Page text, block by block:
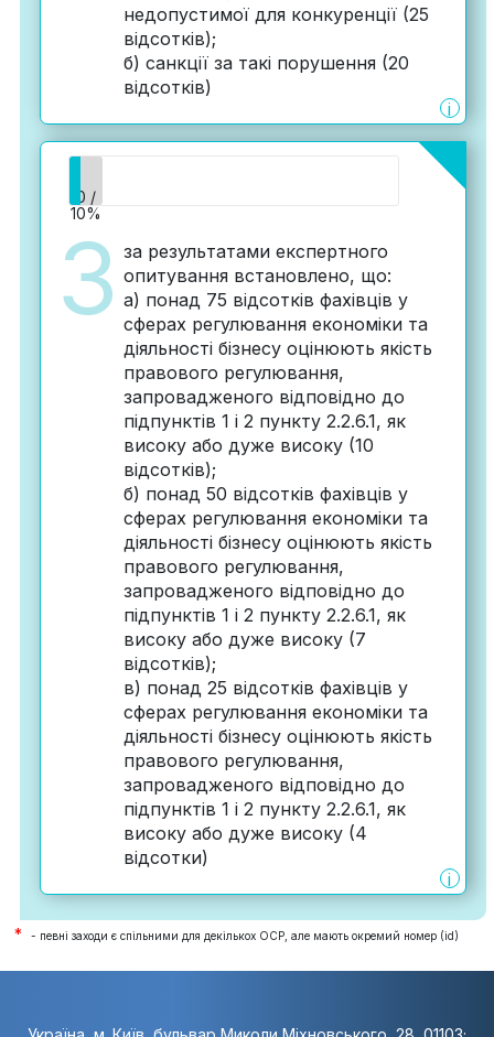
недопустимої для конкуренції (25
відсотків);
б) санкції за такі порушення (20
відсотків)
i
3
0 /
10%
за результатами експертного
опитування встановлено, що:
а) понад 75 відсотків фахівців у
сферах регулювання економіки та
діяльності бізнесу оцінюють якість
правового регулювання,
запровадженого відповідно до
підпунктів 1 і 2 пункту 2.2.6.1, як
високу або дуже високу (10
відсотків);
б) понад 50 відсотків фахівців у
сферах регулювання економіки та
діяльності бізнесу оцінюють якість
правового регулювання,
запровадженого відповідно до
підпунктів 1 і 2 пункту 2.2.6.1, як
високу або дуже високу (7
відсотків);
в) понад 25 відсотків фахівців у
сферах регулювання економіки та
діяльності бізнесу оцінюють якість
правового регулювання,
запровадженого відповідно до
підпунктів 1 і 2 пункту 2.2.6.1, як
високу або дуже високу (4
відсотки)
i
* - певні заходи є спільними для декількох ОСР, але мають окремий номер (id)